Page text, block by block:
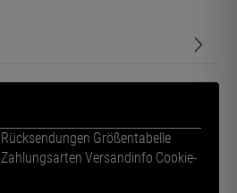
Rücksendungen Größentabelle
Zahlungsarten Versandinfo Cookie-